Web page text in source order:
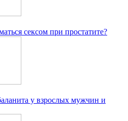
сексом при простатите?
у взрослых мужчин и